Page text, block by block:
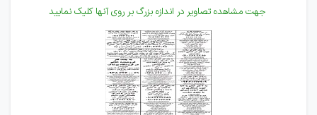
جهت مشاهده تصاویر در اندازه بزرگ بر روی آنها کلیک نمایید